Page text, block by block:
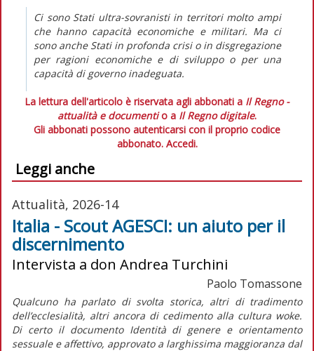
Ci sono Stati ultra-sovranisti in territori molto ampi
che hanno capacità economiche e militari. Ma ci
sono anche Stati in profonda crisi o in disgregazione
per ragioni economiche e di sviluppo o per una
capacità di governo inadeguata.
La lettura dell'articolo è riservata agli abbonati a Il Regno -
attualità e documentio a Il Regno digitale.
Gli abbonati possono autenticarsi con il proprio codice
abbonato. Accedi.
Leggi anche
Attualità, 2026-14
Italia - Scout AGESCI: un aiuto per il
discernimento
Intervista a don Andrea Turchini
Paolo Tomassone
Qualcuno ha parlato di svolta storica, altri di tradimento
dell’ecclesialità, altri ancora di cedimento alla cultura woke.
Di certo il documento Identità di genere e orientamento
sessuale e affettivo, approvato a larghissima maggioranza dal